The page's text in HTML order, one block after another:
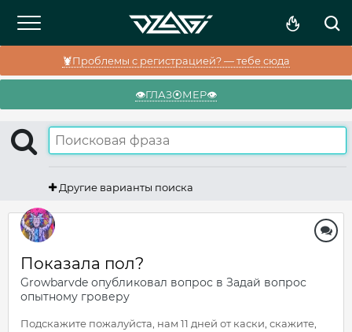
🦞Проблемы с регистрацией? — тебе сюда
👁️ГЛАЗ⦿МЕР👁️
Другие варианты поиска
Показала пол?
Growbarvde опубликовал вопрос в Задай вопрос
опытному гроверу
Подскажите пожалуйста, нам 11 дней от каски, скажите,